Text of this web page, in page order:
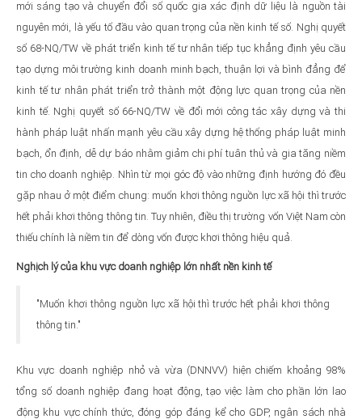
mới sáng tạo và chuyển đổi số quốc gia xác định dữ liệu là nguồn tài
nguyên mới, là yếu tố đầu vào quan trọng của nền kinh tế số. Nghị quyết
số 68-NQ/TW về phát triển kinh tế tư nhân tiếp tục khẳng định yêu cầu
tạo dựng môi trường kinh doanh minh bạch, thuận lợi và bình đẳng để
kinh tế tư nhân phát triển trở thành một động lực quan trọng của nền
kinh tế. Nghị quyết số 66-NQ/TW về đổi mới công tác xây dựng và thi
hành pháp luật nhấn mạnh yêu cầu xây dựng hệ thống pháp luật minh
bạch, ổn định, dễ dự báo nhằm giảm chi phí tuân thủ và gia tăng niềm
tin cho doanh nghiệp. Nhìn từ mọi góc độ vào những định hướng đó đều
gặp nhau ở một điểm chung: muốn khơi thông nguồn lực xã hội thì trước
hết phải khơi thông thông tin. Tuy nhiên, điều thị trường vốn Việt Nam còn
thiếu chính là niềm tin để dòng vốn được khơi thông hiệu quả.
Nghịch lý của khu vực doanh nghiệp lớn nhất nền kinh tế
"Muốn khơi thông nguồn lực xã hội thì trước hết phải khơi thông
thông tin."
Khu vực doanh nghiệp nhỏ và vừa (DNNVV) hiện chiếm khoảng 98%
tổng số doanh nghiệp đang hoạt động, tạo việc làm cho phần lớn lao
động khu vực chính thức, đóng góp đáng kể cho GDP, ngân sách nhà